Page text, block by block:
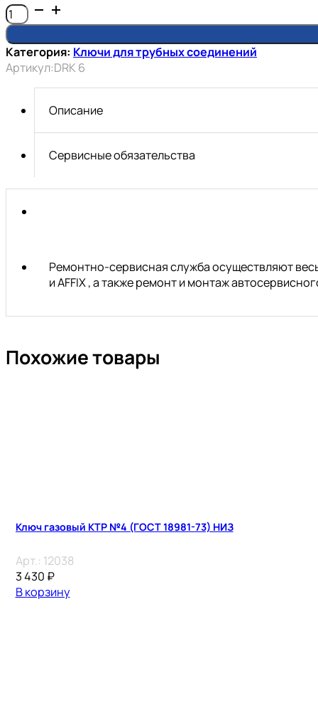
Количество
товара
Ключ
для
демонтажа
трубки
Категория: Ключи для трубных соединений
Артикул:DRK 6
Описание
Сервисные обязательства
Ремонтно-сервисная служба осуществляют
и AFFIX , а также ремонт и монтаж
Похожие товары
Ключ газовый КТР №4 (ГОСТ 18981-73) НИЗ
Арт.: 12038
3 430 ₽
В корзину